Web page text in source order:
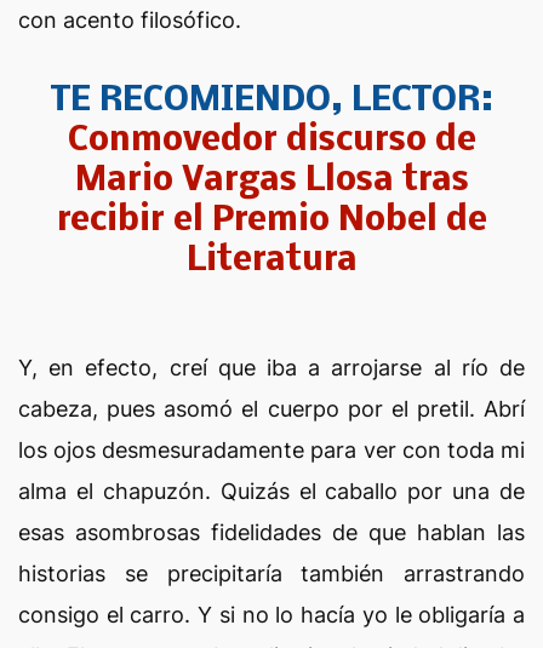
con acento filosófico.
TE RECOMIENDO, LECTOR:
Conmovedor discurso de
Mario Vargas Llosa tras
recibir el Premio Nobel de
Literatura
Y, en efecto, creí que iba a arrojarse al río de
cabeza, pues asomó el cuerpo por el pretil. Abrí
los ojos desmesuradamente para ver con toda mi
alma el chapuzón. Quizás el caballo por una de
esas asombrosas fidelidades de que hablan las
historias se precipitaría también arrastrando
consigo el carro. Y si no lo hacía yo le obligaría a